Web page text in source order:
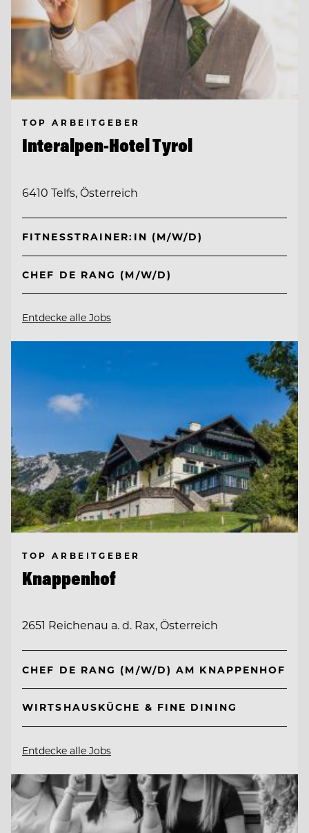
TOP ARBEITGEBER
Interalpen-Hotel Tyrol
6410 Telfs, Österreich
FITNESSTRAINER:IN (M/W/D)
CHEF DE RANG (M/W/D)
Entdecke alle Jobs
TOP ARBEITGEBER
Knappenhof
2651 Reichenau a. d. Rax, Österreich
CHEF DE RANG (M/W/D) AM KNAPPENHOF
WIRTSHAUSKÜCHE & FINE DINING
Entdecke alle Jobs